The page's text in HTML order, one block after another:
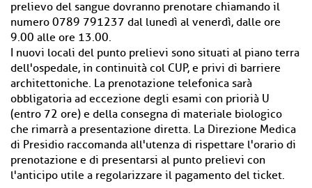
prelievo del sangue dovranno prenotare chiamando il
numero 0789 791237 dal lunedì al venerdì, dalle ore
9.00 alle ore 13.00.
I nuovi locali del punto prelievi sono situati al piano terra
dell'ospedale, in continuità col CUP, e privi di barriere
architettoniche. La prenotazione telefonica sarà
obbligatoria ad eccezione degli esami con priorià U
(entro 72 ore) e della consegna di materiale biologico
che rimarrà a presentazione diretta. La Direzione Medica
di Presidio raccomanda all'utenza di rispettare l'orario di
prenotazione e di presentarsi al punto prelievi con
l'anticipo utile a regolarizzare il pagamento del ticket.